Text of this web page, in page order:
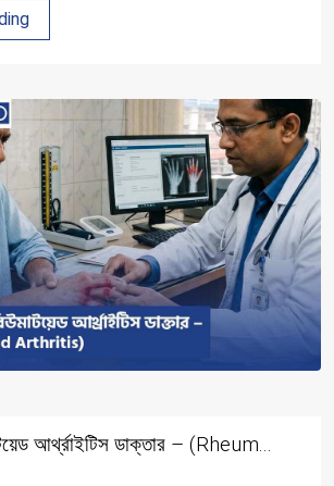
আর্থ্রাইটিস ডাক্তার – (Rheum...